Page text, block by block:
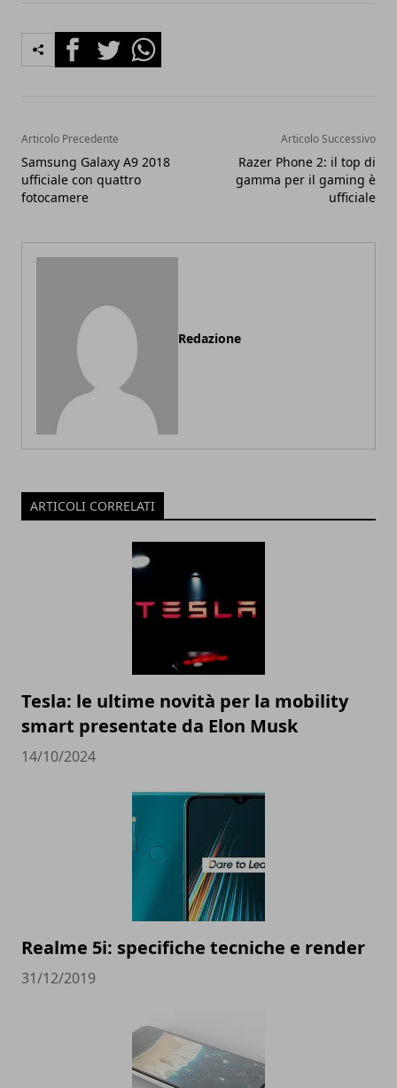
FacebookTwitterWhatsapp
Articolo Precedente
Samsung Galaxy A9 2018
ufficiale con quattro
fotocamere
Articolo Successivo
Razer Phone 2: il top di
gamma per il gaming è
ufficiale
Redazione
ARTICOLI CORRELATI
Tesla: le ultime novità per la mobility
smart presentate da Elon Musk
14/10/2024
Realme 5i: specifiche tecniche e render
31/12/2019